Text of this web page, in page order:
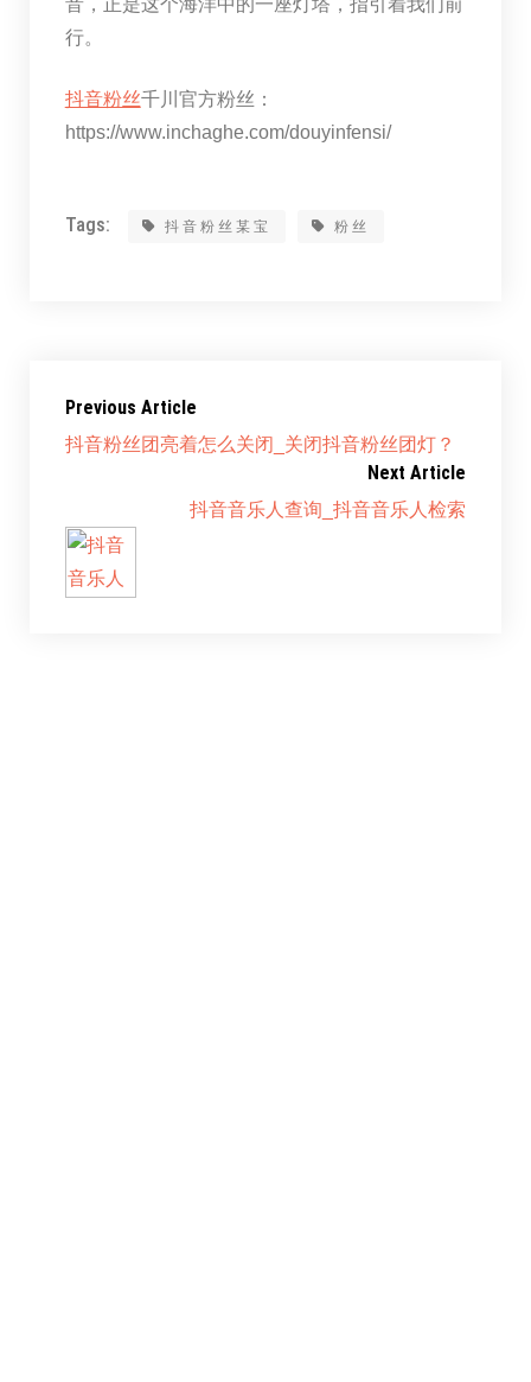
行。
抖音粉丝千川官方粉丝：
https://www.inchaghe.com/douyinfensi/
Tags: 抖音粉丝某宝 粉丝
Previous Article
抖音粉丝团亮着怎么关闭_关闭抖音粉丝团灯？
Next Article
抖音音乐人查询_抖音音乐人检索